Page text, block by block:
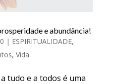
e abundância!
| ESPIRITUALIDADE,
, Vida
tudo e a todos é uma